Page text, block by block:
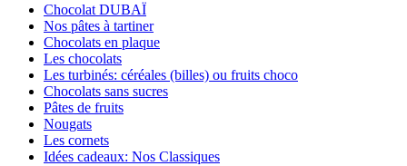
Chocolat DUBAÏ
Nos pâtes à tartiner
Chocolats en plaque
Les chocolats
Les turbinés: céréales (billes) ou fruits choco
Chocolats sans sucres
Pâtes de fruits
Nougats
Les cornets
Idées cadeaux: Nos Classiques